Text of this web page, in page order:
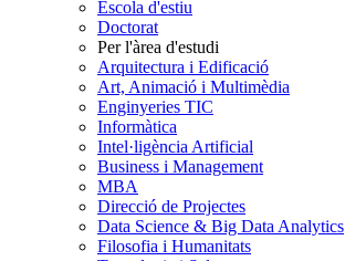
Escola d'estiu
Doctorat
Per l'àrea d'estudi
Arquitectura i Edificació
Art, Animació i Multimèdia
Enginyeries TIC
Informàtica
Intel·ligència Artificial
Business i Management
MBA
Direcció de Projectes
Data Science & Big Data Analytics
Filosofia i Humanitats